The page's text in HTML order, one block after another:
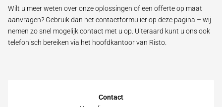
Wilt u meer weten over onze oplossingen of een offerte op maat
aanvragen? Gebruik dan het contactformulier op deze pagina – wij
nemen zo snel mogelijk contact met u op. Uiteraard kunt u ons ook
telefonisch bereiken via het hoofdkantoor van Risto.
Contact